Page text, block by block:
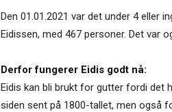
Den 01.01.2021 var det under 4 eller
Eidissen, med 467 personer. Det var
Derfor fungerer Eidis godt nå:
Eidis kan bli brukt for gutter fordi det
siden sent på 1800-tallet, men også